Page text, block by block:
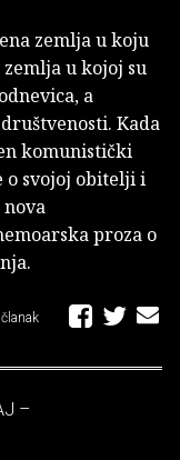
zemlja u koju
zemlja u kojoj su
a
Kada
komunistički
o svojoj obitelji i
proza o
–